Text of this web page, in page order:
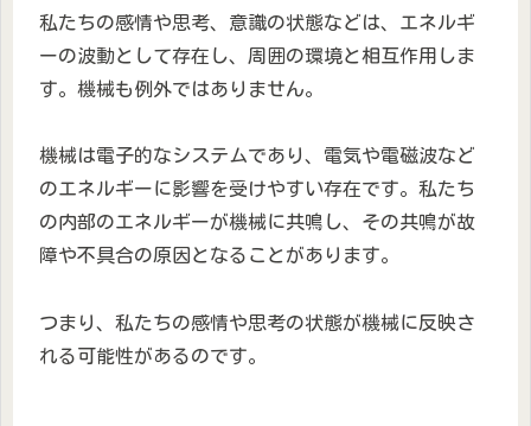
私たちの感情や思考、意識の状態などは、エネルギ
ーの波動として存在し、周囲の環境と相互作用しま
す。機械も例外ではありません。
機械は電子的なシステムであり、電気や電磁波など
のエネルギーに影響を受けやすい存在です。私たち
の内部のエネルギーが機械に共鳴し、その共鳴が故
障や不具合の原因となることがあります。
つまり、私たちの感情や思考の状態が機械に反映さ
れる可能性があるのです。